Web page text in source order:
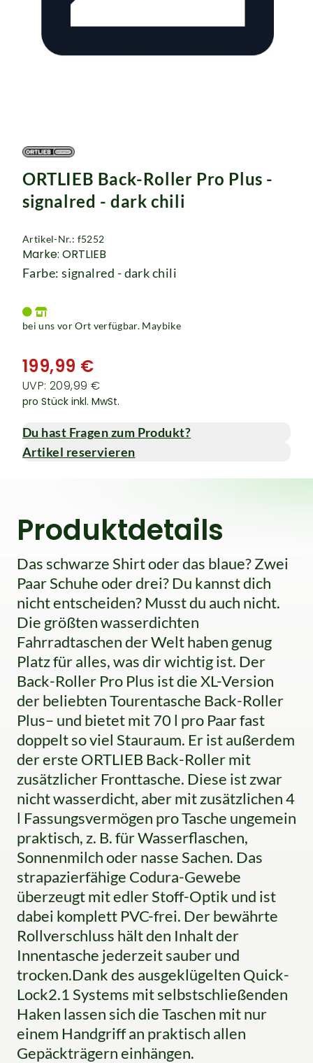
Rucksäcke
Schlösser
ORTLIEB Back-Roller Pro Plus -
signalred - dark chili
Artikel-Nr.: f5252
Marke: ORTLIEB
Farbe: signalred - dark chili
bei uns vor Ort verfügbar. Maybike
199,99 €
UVP: 209,99 €
pro Stück inkl. MwSt.
Du hast Fragen zum Produkt?
Artikel reservieren
Produktdetails
Das schwarze Shirt oder das blaue? Zwei
Paar Schuhe oder drei? Du kannst dich
nicht entscheiden? Musst du auch nicht.
Die größten wasserdichten
Fahrradtaschen der Welt haben genug
Platz für alles, was dir wichtig ist. Der
Back-Roller Pro Plus ist die XL-Version
der beliebten Tourentasche Back-Roller
Plus– und bietet mit 70 l pro Paar fast
doppelt so viel Stauraum. Er ist außerdem
der erste ORTLIEB Back-Roller mit
zusätzlicher Fronttasche. Diese ist zwar
nicht wasserdicht, aber mit zusätzlichen 4
l Fassungsvermögen pro Tasche ungemein
praktisch, z. B. für Wasserflaschen,
Sonnenmilch oder nasse Sachen. Das
strapazierfähige Codura-Gewebe
überzeugt mit edler Stoff-Optik und ist
dabei komplett PVC-frei. Der bewährte
Rollverschluss hält den Inhalt der
Innentasche jederzeit sauber und
trocken.Dank des ausgeklügelten Quick-
Lock2.1 Systems mit selbstschließenden
Haken lassen sich die Taschen mit nur
einem Handgriff an praktisch allen
Gepäckträgern einhängen.